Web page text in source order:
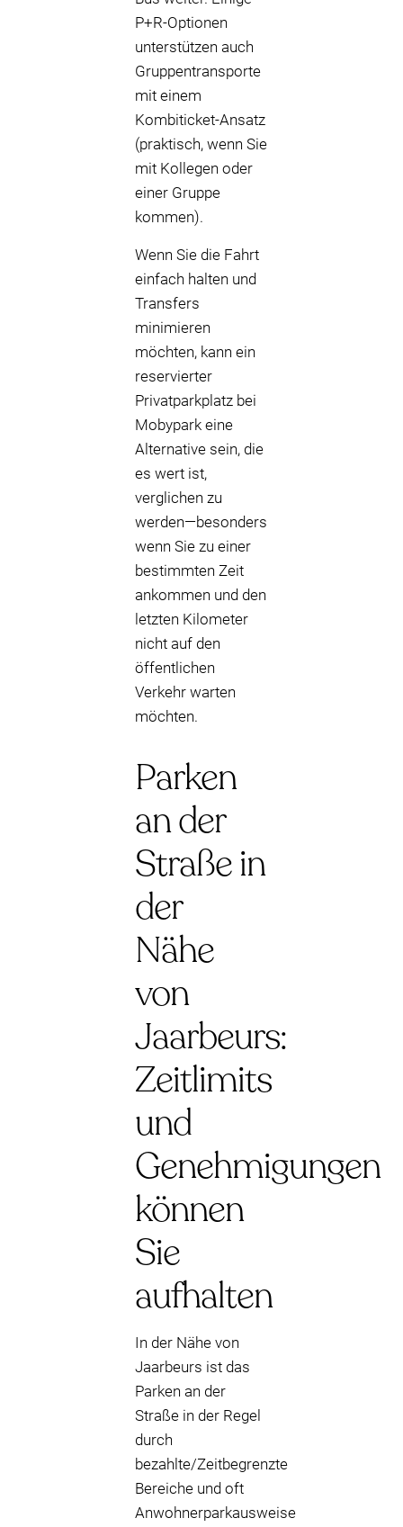
P+R-Optionen
unterstützen auch
Gruppentransporte
mit einem
Kombiticket-Ansatz
(praktisch, wenn Sie
mit Kollegen oder
einer Gruppe
kommen).
Wenn Sie die Fahrt
einfach halten und
Transfers
minimieren
möchten, kann ein
reservierter
Privatparkplatz bei
Mobypark eine
Alternative sein, die
es wert ist,
verglichen zu
werden—besonders
wenn Sie zu einer
bestimmten Zeit
ankommen und den
letzten Kilometer
nicht auf den
öffentlichen
Verkehr warten
möchten.
Parken
an der
Straße in
der
Nähe
von
Jaarbeurs:
Zeitlimits
und
Genehmigungen
können
Sie
aufhalten
In der Nähe von
Jaarbeurs ist das
Parken an der
Straße in der Regel
durch
bezahlte/Zeitbegrenzte
Bereiche und oft
Anwohnerparkausweise